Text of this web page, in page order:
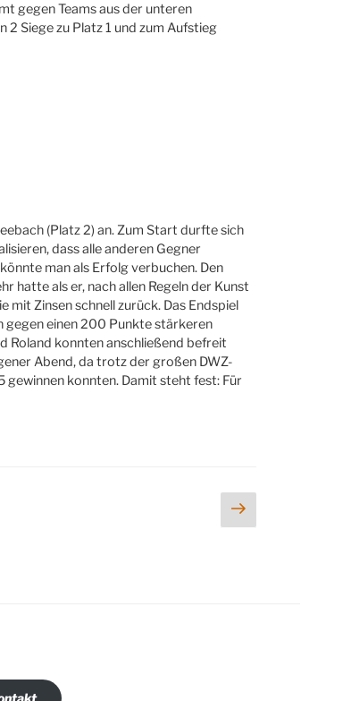
gegen Teams aus der unteren
2 Siege zu Platz 1 und zum Aufstieg
(Platz 2) an. Zum Start durfte sich
dass alle anderen Gegner
man als Erfolg verbuchen. Den
hatte als er, nach allen Regeln der Kunst
Zinsen schnell zurück. Das Endspiel
gegen einen 200 Punkte stärkeren
Roland konnten anschließend befreit
Abend, da trotz der großen DWZ-
gewinnen konnten. Damit steht fest: Für
Nächste
Seite